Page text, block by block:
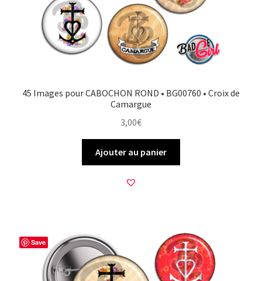
45 Images pour CABOCHON ROND • BG00760 • Croix de
Camargue
3,00€
Ajouter au panier
Save